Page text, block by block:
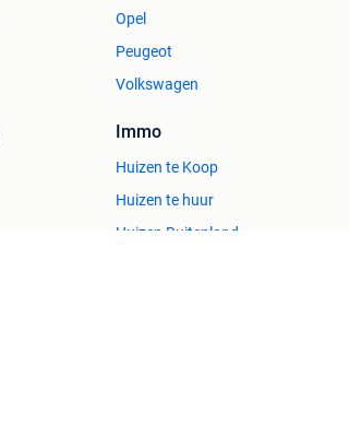
Opel
Peugeot
Volkswagen
Immo
Huizen te Koop
Huizen te huur
Huizen Buitenland